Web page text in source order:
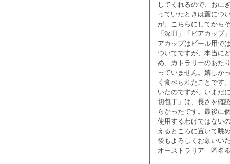
してくれるので、おに
っていたときは蓋につ
が、こちらにしてから
「深皿」「ビアカップ
アカップはビール用で
ついてですが、本当に
め、カトラリーのあた
っていません。嬉しか
く食べられたことです
いたのですが、いまだ
切包丁」は、長さを確
らかったです。最後に
使用するわけではない
えるところに置いて眺
後もよろしくお願いい
オーストラリア 匿名